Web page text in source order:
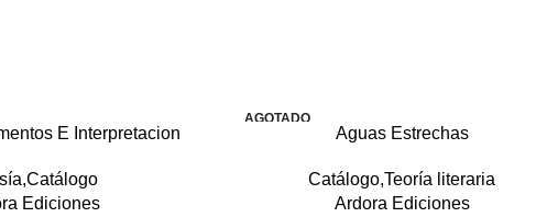
E Interpretacion
Ediciones
AGOTADO
Aguas Estrechas
Catálogo,Teoría literaria
Ardora Ediciones